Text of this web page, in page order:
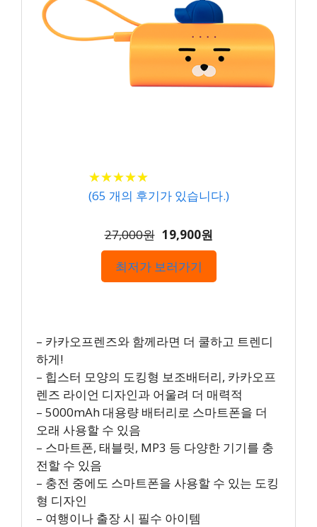
★★★★★
★★★★★
(65 개의 후기가 있습니다.)
27,000원 19,900원
최저가 보러가기
– 카카오프렌즈와 함께라면 더 쿨하고 트렌디
하게!
– 힙스터 모양의 도킹형 보조배터리, 카카오프
렌즈 라이언 디자인과 어울려 더 매력적
– 5000mAh 대용량 배터리로 스마트폰을 더
오래 사용할 수 있음
– 스마트폰, 태블릿, MP3 등 다양한 기기를 충
전할 수 있음
– 충전 중에도 스마트폰을 사용할 수 있는 도킹
형 디자인
– 여행이나 출장 시 필수 아이템